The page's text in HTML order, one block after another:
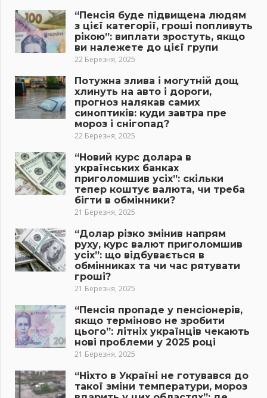
“Пенсія буде підвищена людям
з цієї категорії, гроші попливуть
рікою”: виплати зростуть, якщо
ви належете до цієї групи
22 Березня, 2025
Потужна злива і могутній дощ
хлинуть на авто і дороги,
прогноз налякав самих
синоптиків: куди завтра пре
мороз і снігопад?
22 Березня, 2025
“Новий курс долара в
українських банках
приголомшив усіх”: скільки
тепер коштує валюта, чи треба
бігти в обмінники?
21 Березня, 2025
“Долар різко змінив напрям
руху, курс валют приголомшив
усіх”: що відбувається в
обмінниках та чи час рятувати
гроші?
21 Березня, 2025
“Пенсія пропаде у пенсіонерів,
якщо терміново не зробити
цього”: літніх українців чекають
нові проблеми у 2025 році
21 Березня, 2025
“Ніхто в Україні не готувався до
такої зміни температури, мороз